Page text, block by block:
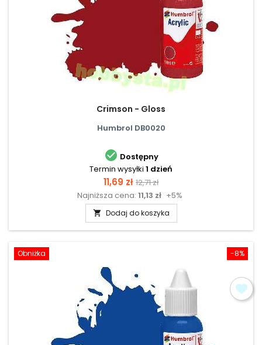
Crimson - Gloss
Humbrol DB0020
 Dostępny
Termin wysyłki 1 dzień
Cena
11,69 zł Cena
podstawowa
12,71 zł
Najniższa cena: 11,13 zł +5%
 Dodaj do koszyka
-8%
Obniżka